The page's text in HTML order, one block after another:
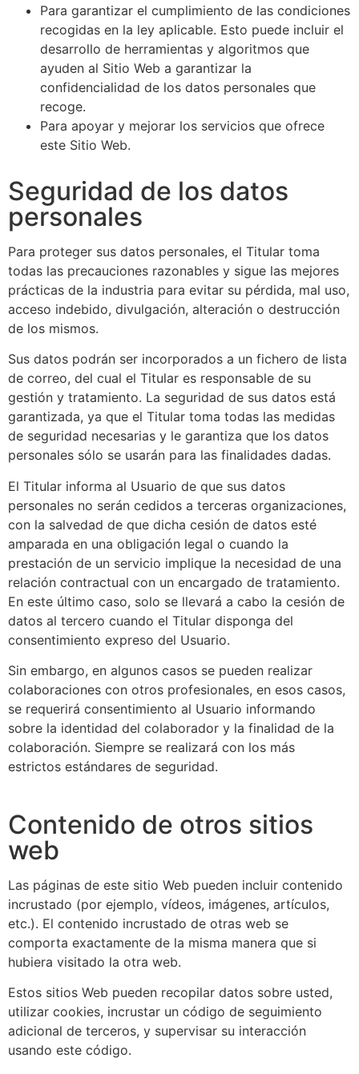
Para garantizar el cumplimiento de las condiciones
recogidas en la ley aplicable. Esto puede incluir el
desarrollo de herramientas y algoritmos que
ayuden al Sitio Web a garantizar la
confidencialidad de los datos personales que
recoge.
Para apoyar y mejorar los servicios que ofrece
este Sitio Web.
Seguridad de los datos
personales
Para proteger sus datos personales, el Titular toma
todas las precauciones razonables y sigue las mejores
prácticas de la industria para evitar su pérdida, mal uso,
acceso indebido, divulgación, alteración o destrucción
de los mismos.
Sus datos podrán ser incorporados a un fichero de lista
de correo, del cual el Titular es responsable de su
gestión y tratamiento. La seguridad de sus datos está
garantizada, ya que el Titular toma todas las medidas
de seguridad necesarias y le garantiza que los datos
personales sólo se usarán para las finalidades dadas.
El Titular informa al Usuario de que sus datos
personales no serán cedidos a terceras organizaciones,
con la salvedad de que dicha cesión de datos esté
amparada en una obligación legal o cuando la
prestación de un servicio implique la necesidad de una
relación contractual con un encargado de tratamiento.
En este último caso, solo se llevará a cabo la cesión de
datos al tercero cuando el Titular disponga del
consentimiento expreso del Usuario.
Sin embargo, en algunos casos se pueden realizar
colaboraciones con otros profesionales, en esos casos,
se requerirá consentimiento al Usuario informando
sobre la identidad del colaborador y la finalidad de la
colaboración. Siempre se realizará con los más
estrictos estándares de seguridad.
Contenido de otros sitios
web
Las páginas de este sitio Web pueden incluir contenido
incrustado (por ejemplo, vídeos, imágenes, artículos,
etc.). El contenido incrustado de otras web se
comporta exactamente de la misma manera que si
hubiera visitado la otra web.
Estos sitios Web pueden recopilar datos sobre usted,
utilizar cookies, incrustar un código de seguimiento
adicional de terceros, y supervisar su interacción
usando este código.